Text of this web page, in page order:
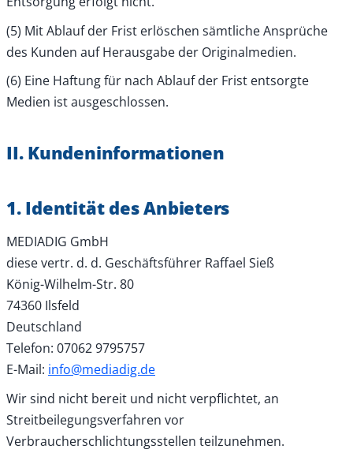
(5) Mit Ablauf der Frist erlöschen sämtliche Ansprüche
des Kunden auf Herausgabe der Originalmedien.
(6) Eine Haftung für nach Ablauf der Frist entsorgte
Medien ist ausgeschlossen.
II. Kundeninformationen
1. Identität des Anbieters
MEDIADIG GmbH
diese vertr. d. d. Geschäftsführer Raffael Sieß
König-Wilhelm-Str. 80
74360 Ilsfeld
Deutschland
Telefon: 07062 9795757
E-Mail: info@mediadig.de
Wir sind nicht bereit und nicht verpflichtet, an
Streitbeilegungsverfahren vor
Verbraucherschlichtungsstellen teilzunehmen.